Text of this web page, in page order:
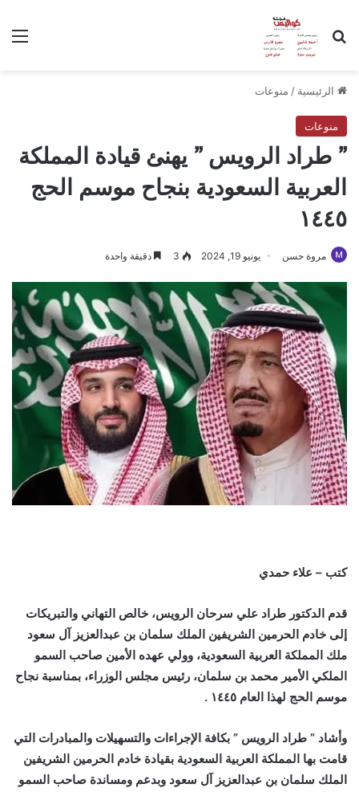
بحث عن
الرئيسية / منوعات
منوعات
” طراد الرويس ” يهنئ قيادة المملكة
العربية السعودية بنجاح موسم الحج
١٤٤٥
مروة حسن يونيو 19, 2024 3 دقيقة واحدة
كتب – علاء حمدي
قدم الدكتور طراد علي سرحان الرويس، خالص التهاني والتبريكات
إلى خادم الحرمين الشريفين الملك سلمان بن عبدالعزيز آل سعود
ملك المملكة العربية السعودية، وولي عهده الأمين صاحب السمو
الملكي الأمير محمد بن سلمان، رئيس مجلس الوزراء، بمناسبة نجاح
موسم الحج لهذا العام ١٤٤٥ .
وأشاد ” طراد الرويس ” بكافة الإجراءات والتسهيلات والمبادرات التي
قامت بها المملكة العربية السعودية بقيادة خادم الحرمين الشريفين
الملك سلمان بن عبدالعزيز آل سعود وبدعم ومساندة صاحب السمو